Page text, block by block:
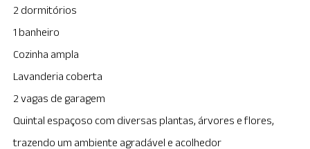
2 dormitórios
1 banheiro
Cozinha ampla
Lavanderia coberta
2 vagas de garagem
Quintal espaçoso com diversas plantas, árvores e flores,
trazendo um ambiente agradável e acolhedor